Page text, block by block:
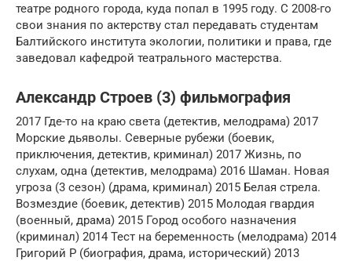
театре родного города, куда попал в 1995 году. С 2008-го
свои знания по актерству стал передавать студентам
Балтийского института экологии, политики и права, где
заведовал кафедрой театрального мастерства.
Александр Строев (3) фильмография
2017 Где-то на краю света (детектив, мелодрама) 2017
Морские дьяволы. Северные рубежи (боевик,
приключения, детектив, криминал) 2017 Жизнь, по
слухам, одна (детектив, мелодрама) 2016 Шаман. Новая
угроза (3 сезон) (драма, криминал) 2015 Белая стрела.
Возмездие (боевик, детектив) 2015 Молодая гвардия
(военный, драма) 2015 Город особого назначения
(криминал) 2014 Тест на беременность (мелодрама) 2014
Григорий Р (биография, драма, исторический) 2013